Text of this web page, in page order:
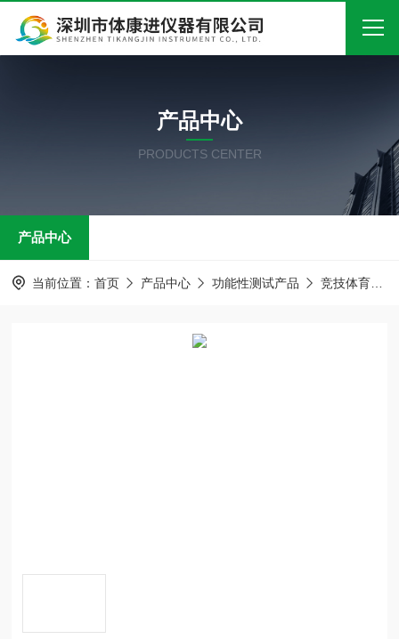
关于我们
产品中心
在线留言
产品中心
PRODUCTS CENTER
产品中心
当前位置： 首页 产品中心 功能性测试产品 竞技体育产品